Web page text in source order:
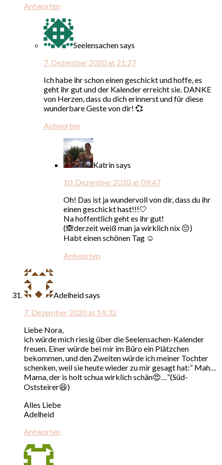
Antworten
Seelensachensays
7. Dezember 2020 at 21:27
Ich habe ihr schon einen geschickt und hoffe, es
geht ihr gut und der Kalender erreicht sie. DANKE
von Herzen, dass du dich erinnerst und für diese
wunderbare Geste von dir! 💞
Antworten
Katrinsays
10. Dezember 2020 at 09:47
Oh! Das ist ja wundervoll von dir, dass du ihr
einen geschickt hast!!!🤍
Na hoffentlich geht es ihr gut!
(🙈derzeit weiß man ja wirklich nix 😔)
Habt einen schönen Tag ☺️
Antworten
Adelheidsays
7. Dezember 2020 at 14:32
Liebe Nora,
ich würde mich riesig über die Seelensachen-Kalender
freuen. Einer würde bei mir im Büro ein Plätzchen
bekommen, und den Zweiten würde ich meiner Tochter
schenken, weil sie heute wieder zu mir gesagt hat:” Mah…
Mama, der is holt schua wirklich schän😍…”(Süd-
Oststeirer😆)
Alles Liebe
Adelheid
Antworten